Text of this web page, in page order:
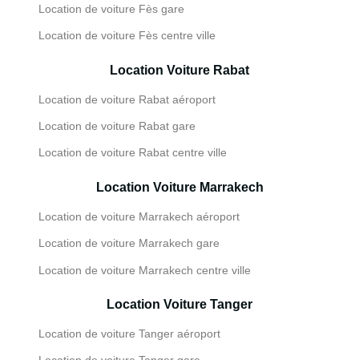
Location de voiture Fès gare
Location de voiture Fès centre ville
Location Voiture Rabat
Location de voiture Rabat aéroport
Location de voiture Rabat gare
Location de voiture Rabat centre ville
Location Voiture Marrakech
Location de voiture Marrakech aéroport
Location de voiture Marrakech gare
Location de voiture Marrakech centre ville
Location Voiture Tanger
Location de voiture Tanger aéroport